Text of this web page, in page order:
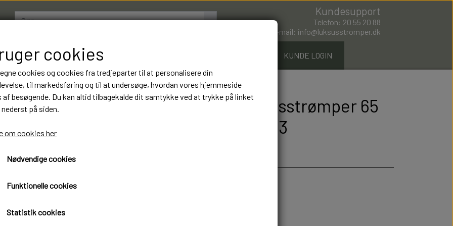
Kundesupport
Telefon: 20 55 20 88
E-mail: info@luksusstromper.dk
BOXERSHORTS KUNDE LOGIN
3 Par Benysøn Økologiske Bomuldsstrømper 65
kr. Luksus Kvalitet. Varenummer: 3
Øko-Tex standard 100 certificeret
3 Par 65 kr
cookies
cookies og cookies fra tredjeparter til at personalisere din
til markedsføring og til at undersøge, hvordan vores hjemmeside
af besøgende. Du kan altid tilbagekalde dit samtykke ved at trykke på linket
på siden.
om cookies her
Nødvendige cookies
Funktionelle cookies
Statistik cookies